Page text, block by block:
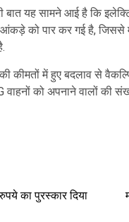
यह सामने आई है कि
को पार कर गई है, जिससे
कीमतों में हुए बदलाव से
को अपनाने वालों की
का पुरस्कार दिया